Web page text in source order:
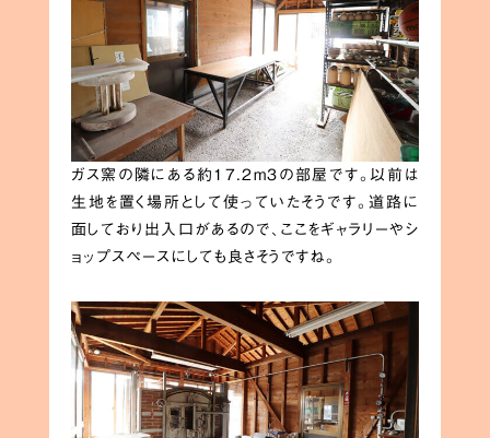
ガス窯の隣にある約17.2m3の部屋です。以前は
生地を置く場所として使っていたそうです。道路に
面しており出入口があるので、ここをギャラリーやシ
ョップスペースにしても良さそうですね。